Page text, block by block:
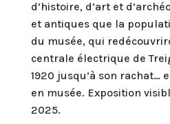
d’histoire, d’art et
et antiques que la
du musée, qui
centrale électrique de
1920 jusqu’à son rachat…
en musée. Exposition
2025.